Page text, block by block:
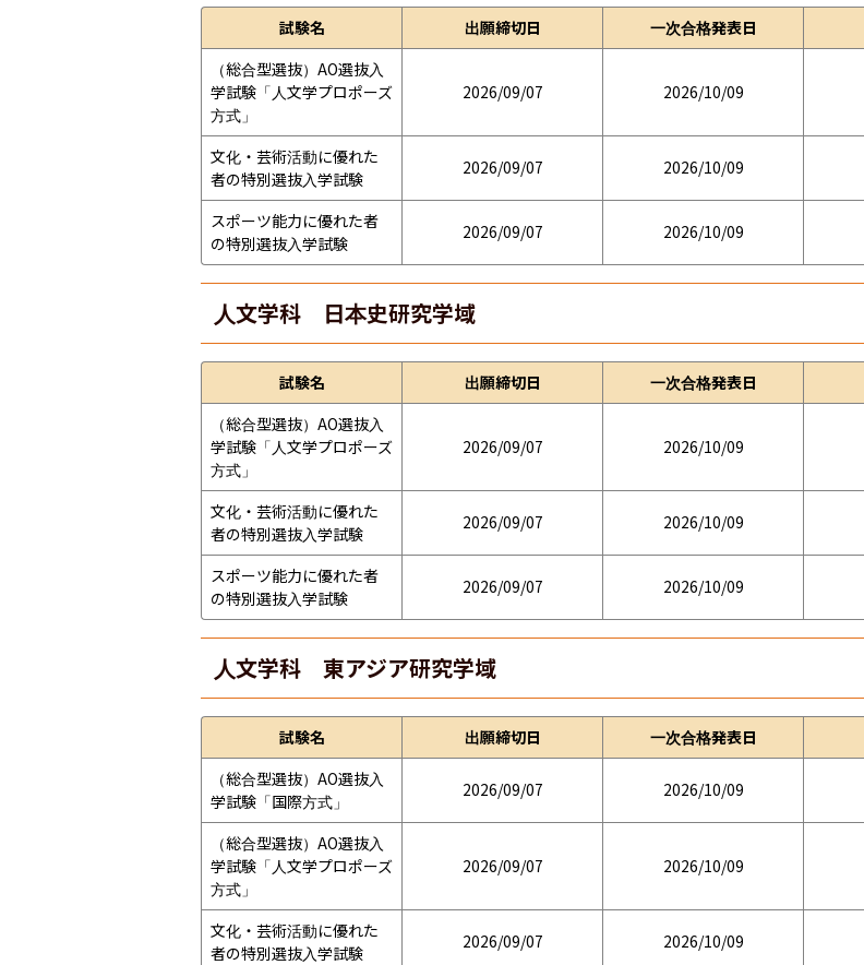
試験名 出願締切日 一次合格発表日
（総合型選抜）AO選抜入
学試験「人文学プロポーズ
方式」
2026/09/07 2026/10/09
文化・芸術活動に優れた
者の特別選抜入学試験
2026/09/07 2026/10/09
スポーツ能力に優れた者
の特別選抜入学試験
2026/09/07 2026/10/09
人文学科 日本史研究学域
試験名 出願締切日 一次合格発表日
（総合型選抜）AO選抜入
学試験「人文学プロポーズ
方式」
2026/09/07 2026/10/09
文化・芸術活動に優れた
者の特別選抜入学試験
2026/09/07 2026/10/09
スポーツ能力に優れた者
の特別選抜入学試験
2026/09/07 2026/10/09
人文学科 東アジア研究学域
試験名 出願締切日 一次合格発表日
（総合型選抜）AO選抜入
学試験「国際方式」
2026/09/07 2026/10/09
（総合型選抜）AO選抜入
学試験「人文学プロポーズ
方式」
2026/09/07 2026/10/09
文化・芸術活動に優れた
者の特別選抜入学試験
2026/09/07 2026/10/09